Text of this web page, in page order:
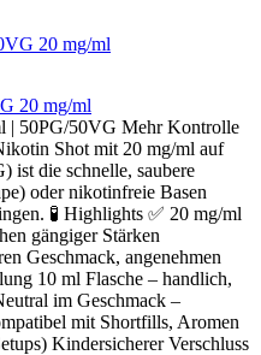
20 mg/ml
| 50PG/50VG Mehr Kontrolle
Shot mit 20 mg/ml auf
ist die schnelle, saubere
oder nikotinfreie Basen
🧪 Highlights ✅ 20 mg/ml
gängiger Stärken
Geschmack, angenehmen
10 ml Flasche – handlich,
im Geschmack –
mit Shortfills, Aromen
Kindersicherer Verschluss